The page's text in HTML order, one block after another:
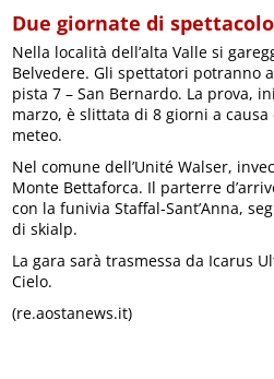
Due giornate di
Nella località dell’alta Valle si
Belvedere. Gli spettatori potranno
pista 7 – San Bernardo. La prova,
marzo, è slittata di 8 giorni a
meteo.
Nel comune dell’Unité Walser,
Monte Bettaforca. Il parterre
con la funivia Staffal-Sant’Anna,
di skialp.
La gara sarà trasmessa da Icarus
Cielo.
(re.aostanews.it)